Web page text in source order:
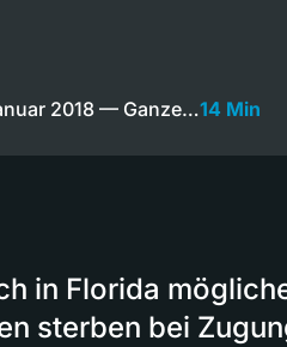
2018 — Ganze…14 Min
in Florida
sterben bei